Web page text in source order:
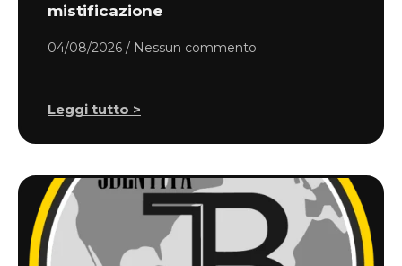
mistificazione
04/08/2026 Nessun commento
Leggi tutto >